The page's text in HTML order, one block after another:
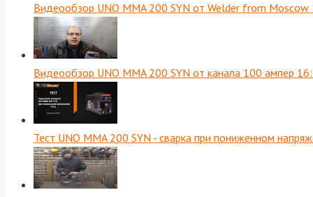
Видеообзор UNO MMA 200 SYN от Welder from Moscow
Видеообзор UNO MMA 200 SYN от канала 100 ампер
Тест UNO MMA 200 SYN - сварка при пониженном